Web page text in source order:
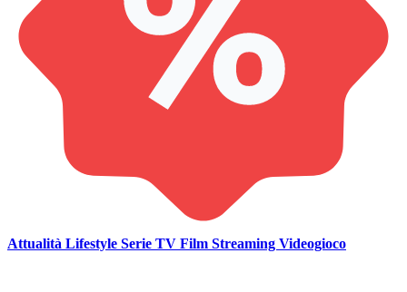
Attualità Lifestyle Serie TV Film Streaming Videogioco